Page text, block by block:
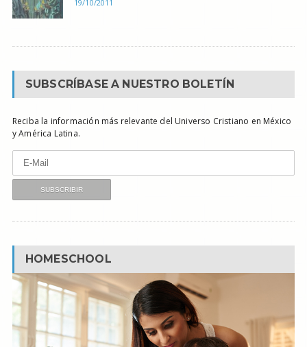
19/10/2011
SUBSCRÍBASE A NUESTRO BOLETÍN
Reciba la información más relevante del Universo Cristiano en México
y América Latina.
HOMESCHOOL